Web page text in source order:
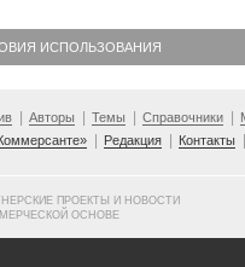
ИСПОЛЬЗОВАНИЯ
Авторы Темы Справочники
Редакция Контакты
ПРОЕКТЫ И НОВОСТИ
ОСНОВЕ